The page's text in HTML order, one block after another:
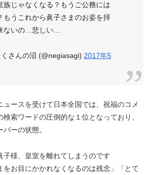
族じゃなくなる？もうご公務には
もうこれから眞子さまのお姿を拝
ないの…悲しい…
さんの沼 (@negiasagi) 2017年5
ュースを受けて日本全国では、祝福のコメ
索ワードの圧倒的な１位となっており、
ーの状態。
子様、皇室を離れてしまうのです
をお目にかかれなくなるのは残念」「とて